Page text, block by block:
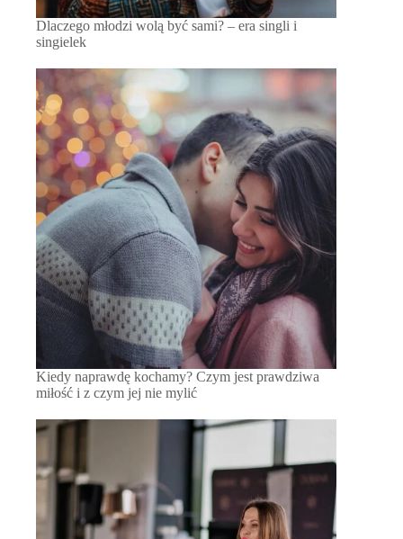
Dlaczego młodzi wolą być sami? – era singli i
singielek
Kiedy naprawdę kochamy? Czym jest prawdziwa
miłość i z czym jej nie mylić